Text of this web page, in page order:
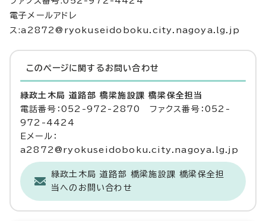
電子メールアドレ
ス:a2872@ryokuseidoboku.city.nagoya.lg.jp
このページに関する お問い合わせ
緑政土木局 道路部 橋梁施設課 橋梁保全担当
電話番号：052-972-2870 ファクス番号：052-
972-4424
Eメール：
a2872@ryokuseidoboku.city.nagoya.lg.jp
緑政土木局 道路部 橋梁施設課 橋梁保全担
当へのお問い合わせ